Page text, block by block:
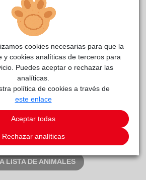
en el centro de acogidaAnaa
adopción
ADOPCIÓN
LISTA DE ANIMALES
cookies necesarias para que la
y cookies analíticas de terceros para
Puedes aceptar o rechazar las
analíticas.
política de cookies a través de
este enlace
Aceptar todas
Rechazar analíticas